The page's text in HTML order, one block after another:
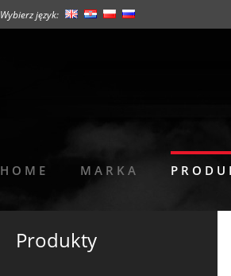
Wybierz język:
HOME MARKA
Produkty